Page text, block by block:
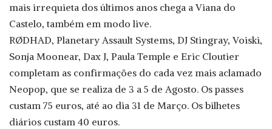
mais irrequieta dos últimos anos chega a Viana do
Castelo, também em modo live.
RØDHAD, Planetary Assault Systems, DJ Stingray, Voiski,
Sonja Moonear, Dax J, Paula Temple e Eric Cloutier
completam as confirmações do cada vez mais aclamado
Neopop, que se realiza de 3 a 5 de Agosto. Os passes
custam 75 euros, até ao dia 31 de Março. Os bilhetes
diários custam 40 euros.